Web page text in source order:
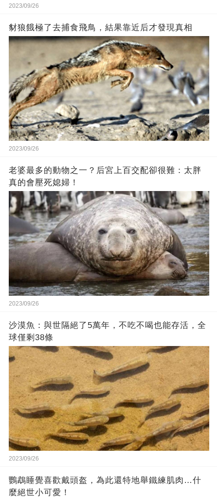
2023/09/26
豺狼餓極了去捕食飛鳥，結果靠近后才發現真相
2023/09/26
老婆最多的動物之一？后宮上百交配卻很難：太胖
真的會壓死媳婦！
2023/09/26
沙漠魚：與世隔絕了5萬年，不吃不喝也能存活，全
球僅剩38條
2023/09/26
鸚鵡睡覺喜歡戴頭盔，為此還特地舉鐵練肌肉…什
麼絕世小可愛！